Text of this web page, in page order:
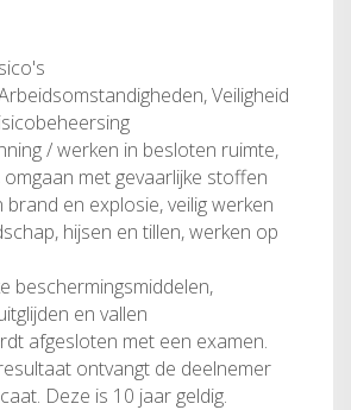
Veiligheid
/ werken in besloten ruimte,
omgaan met gevaarlijke stoffen
brand en explosie, veilig werken
hijsen en tillen, werken op
beschermingsmiddelen,
en vallen
afgesloten met een examen.
ontvangt de deelnemer
Deze is 10 jaar geldig.